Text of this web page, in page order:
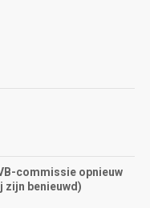
commissie opnieuw
zijn benieuwd)